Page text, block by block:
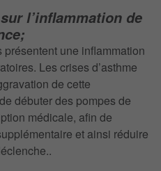
l’inflammation de
une inflammation
Les crises d’asthme
de cette
débuter des pompes de
médicale, afin de
et ainsi réduire